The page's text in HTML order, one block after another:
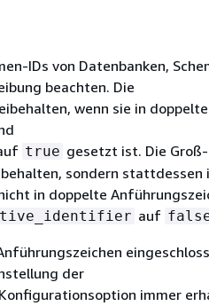
IDs von Datenbanken,
beachten. Die
wenn sie in doppelte
true gesetzt ist. Die
sondern stattdessen
in doppelte
auf
der
immer